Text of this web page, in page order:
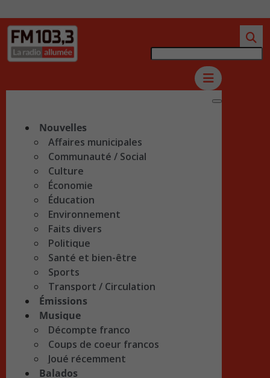
Nouvelles
Affaires municipales
Communauté / Social
Culture
Économie
Éducation
Environnement
Faits divers
Politique
Santé et bien-être
Sports
Transport / Circulation
Émissions
Musique
Décompte franco
Coups de coeur francos
Joué récemment
Balados